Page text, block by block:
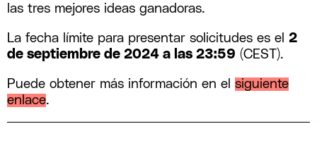
las tres mejores ideas ganadoras.
La fecha límite para presentar solicitudes es el 2
de septiembre de 2024 a las 23:59 (CEST).
Puede obtener más información en el siguiente
enlace.